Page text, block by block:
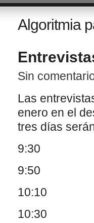
Algoritmia
Sin
Las
enero en el
tres días
9:30
9:50
10:10
10:30